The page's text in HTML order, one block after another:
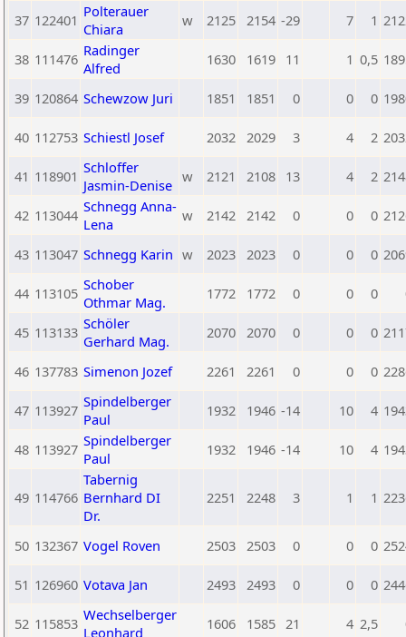
37 122401 Polterauer
Chiara
w 2125 2154 -29 7 1
38 111476 Radinger
Alfred
1630 1619 11 1 0,5
39 120864 Schewzow Juri 1851 1851 0 0 0
40 112753 Schiestl Josef 2032 2029 3 4 2
41 118901 Schloffer
Jasmin-Denise w 2121 2108 13 4 2
42 113044 Schnegg Anna-
Lena
w 2142 2142 0 0 0
43 113047 Schnegg Karin w 2023 2023 0 0 0
44 113105 Schober
Othmar Mag.
1772 1772 0 0 0
45 113133 Schöler
Gerhard Mag.
2070 2070 0 0 0
46 137783 Simenon Jozef 2261 2261 0 0 0
47 113927 Spindelberger
Paul
1932 1946 -14 10 4
48 113927 Spindelberger
Paul
1932 1946 -14 10 4
49 114766
Tabernig
Bernhard DI
Dr.
2251 2248 3 1 1
50 132367 Vogel Roven 2503 2503 0 0 0
51 126960 Votava Jan 2493 2493 0 0 0
52 115853 Wechselberger
Leonhard
1606 1585 21 4 2,5